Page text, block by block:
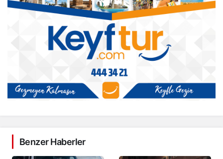
Benzer Haberler